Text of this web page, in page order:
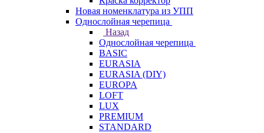
Новая номенклатура из УПП
Однослойная черепица
Назад
Однослойная черепица
BASIC
EURASIA
EURASIA (DIY)
EUROPA
LOFT
LUX
PREMIUM
STANDARD